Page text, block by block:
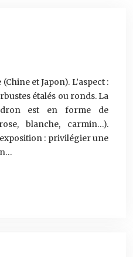
et Japon). L’aspect :
étalés ou ronds. La
est en forme de
blanche, carmin…).
: privilégier une